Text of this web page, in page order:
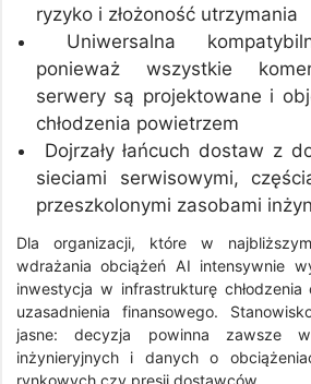
ryzyko i złożoność utrzymania
Uniwersalna
ponieważ wszystkie
serwery są projektowane i
chłodzenia powietrzem
Dojrzały łańcuch dostaw z
sieciami serwisowymi,
przeszkolonymi zasobami
Dla organizacji, które w
wdrażania obciążeń AI intensywnie
inwestycja w infrastrukturę
uzasadnienia finansowego.
jasne: decyzja powinna zawsze
inżynieryjnych i danych o
rynkowych czy presji dostawców.